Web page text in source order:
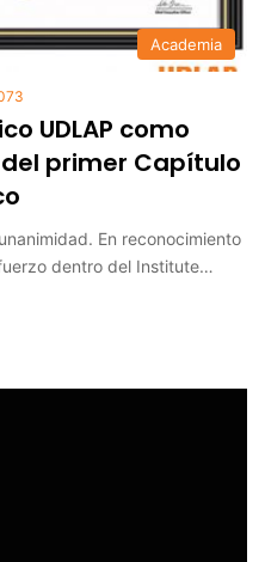
Academia
UDLAP como
primer Capítulo
En reconocimiento
dentro del Institute…